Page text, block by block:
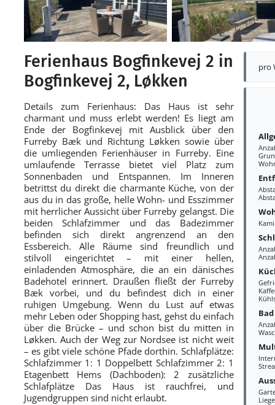
pro
Bad
Ferienhaus Bogfinkevej 2 in
Bogfinkevej 2, Løkken
Details zum Ferienhaus: Das Haus ist sehr
charmant und muss erlebt werden! Es liegt am
Ende der Bogfinkevej mit Ausblick über den
Furreby Bæk und Richtung Løkken sowie über
die umliegenden Ferienhäuser in Furreby. Eine
umlaufende Terrasse bietet viel Platz zum
Sonnenbaden und Entspannen. Im Inneren
betrittst du direkt die charmante Küche, von der
aus du in das große, helle Wohn- und Esszimmer
mit herrlicher Aussicht über Furreby gelangst. Die
beiden Schlafzimmer und das Badezimmer
befinden sich direkt angrenzend an den
Essbereich. Alle Räume sind freundlich und
stilvoll eingerichtet – mit einer hellen,
einladenden Atmosphäre, die an ein dänisches
Badehotel erinnert. Draußen fließt der Furreby
Bæk vorbei, und du befindest dich in einer
ruhigen Umgebung. Wenn du Lust auf etwas
mehr Leben oder Shopping hast, gehst du einfach
über die Brücke – und schon bist du mitten in
Løkken. Auch der Weg zur Nordsee ist nicht weit
– es gibt viele schöne Pfade dorthin. Schlafplätze:
Schlafzimmer 1: 1 Doppelbett Schlafzimmer 2: 1
Etagenbett Hems (Dachboden): 2 zusätzliche
Schlafplätze Das Haus ist rauchfrei, und
Jugendgruppen sind nicht erlaubt.